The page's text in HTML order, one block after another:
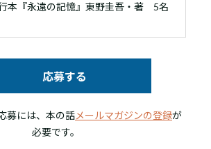
本『永遠の記憶』東野圭吾・著 5名
応募する
募には、本の話メールマガジンの登録が
必要です。